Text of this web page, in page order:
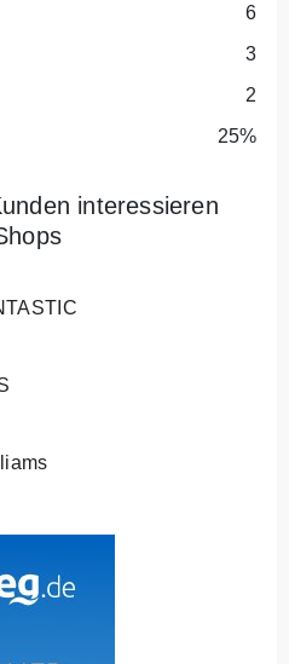
6
3
2
25%
interessieren